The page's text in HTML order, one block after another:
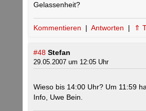
Gelassenheit?
Kommentieren | Antworten | ⇑
#48 Stefan
29.05.2007 um 12:05 Uhr
Wieso bis 14:00 Uhr? Um 11:59
Info, Uwe Bein.